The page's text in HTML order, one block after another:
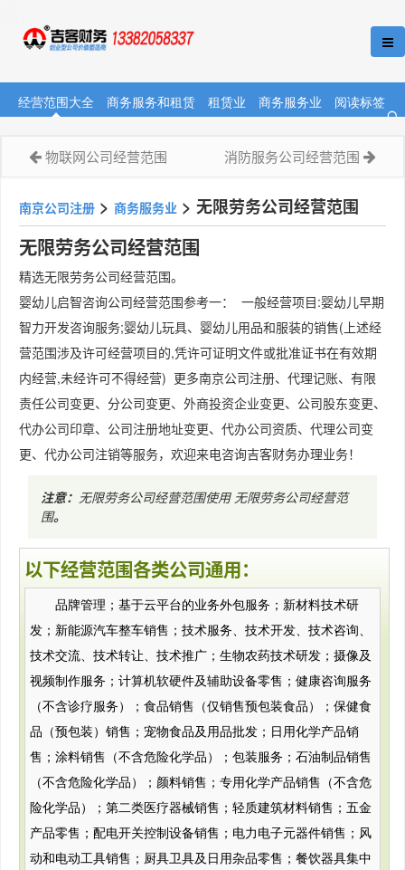
经营范围大全 商务服务和租赁 租赁业 商务服务业 阅读标签
物联网公司经营范围 消防服务公司经营范围
南京公司注册 > 商务服务业 > 无限劳务公司经营范围
无限劳务公司经营范围
精选无限劳务公司经营范围。
婴幼儿启智咨询公司经营范围参考一： 一般经营项目:婴幼儿早期
智力开发咨询服务;婴幼儿玩具、婴幼儿用品和服装的销售(上述经
营范围涉及许可经营项目的,凭许可证明文件或批准证书在有效期
内经营,未经许可不得经营) 更多南京公司注册、代理记账、有限
责任公司变更、分公司变更、外商投资企业变更、公司股东变更、
代办公司印章、公司注册地址变更、代办公司资质、代理公司变
更、代办公司注销等服务，欢迎来电咨询吉客财务办理业务！
注意： 无限劳务公司经营范围使用 无限劳务公司经营范
围。
以下经营范围各类公司通用：
品牌管理；基于云平台的业务外包服务；新材料技术研
发；新能源汽车整车销售；技术服务、技术开发、技术咨询、
技术交流、技术转让、技术推广；生物农药技术研发；摄像及
视频制作服务；计算机软硬件及辅助设备零售；健康咨询服务
（不含诊疗服务）；食品销售（仅销售预包装食品）；保健食
品（预包装）销售；宠物食品及用品批发；日用化学产品销
售；涂料销售（不含危险化学品）；包装服务；石油制品销售
（不含危险化学品）；颜料销售；专用化学产品销售（不含危
险化学品）；第二类医疗器械销售；轻质建筑材料销售；五金
产品零售；配电开关控制设备销售；电力电子元器件销售；风
动和电动工具销售；厨具卫具及日用杂品零售；餐饮器具集中